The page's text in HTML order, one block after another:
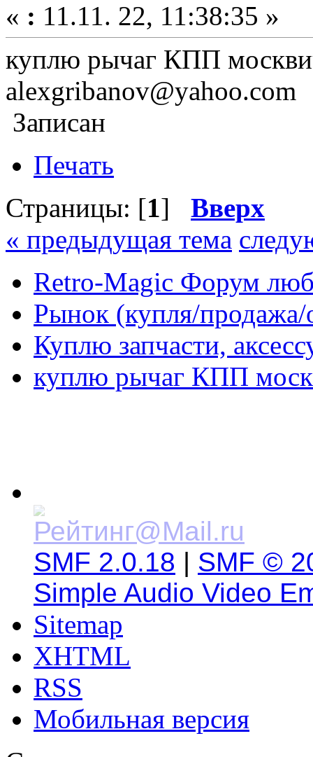
« : 11.11. 22, 11:38:35 »
куплю рычаг КПП
alexgribanov@yahoo.com
Записан
Печать
Страницы: [1] Вверх
« предыдущая тема
Retro-Magic Форум
Рынок (купля/продажа/
Куплю запчасти,
куплю рычаг КПП
SMF 2.0.18 | SMF ©
Simple Audio Video
Sitemap
XHTML
RSS
Мобильная версия